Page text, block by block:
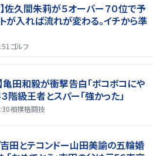
佐久間朱莉が５オーバー７０位で予
が入れば流れが変わる。イチから準
ゴルフ
亀田和毅が衝撃告白「ボコボコにや
階級王者とスパー「強かった」
相撲格闘技
吉田とテコンドー山田美諭の五輪婚